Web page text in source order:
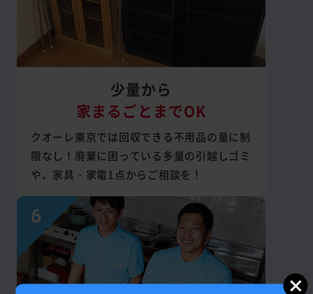
少量から
家まるごとまでOK
クオーレ東京では回収できる不用品の量に制
限なし！廃棄に困っている多量の引越しゴミ
や、家具・家電1点からご相談を！